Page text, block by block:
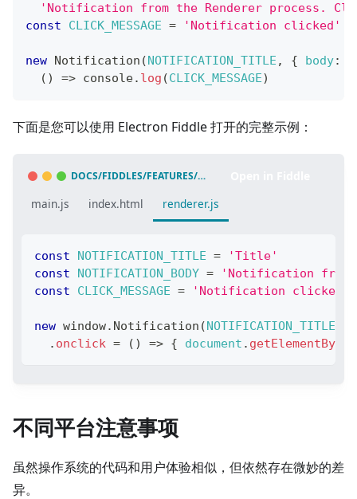
'Notification from the Renderer process.
const
CLICK_MESSAGE = 'Notification clicked'
new Notification (NOTIFICATION_TITLE , { body:
( ) => console. log (CLICK_MESSAGE)
下面是您可以使用 Electron Fiddle 打开的完整示例：
DOCS/FIDDLES/FEATURES/NOTIFICATIONS/RENDERER
main.js
index.html renderer.js
const NOTIFICATION_TITLE =
'Title'
const
NOTIFICATION_BODY =
'Notification from
const
CLICK_MESSAGE = 'Notification clicked!'
new window. Notification (NOTIFICATION_TITLE
. onclick = ( ) => { document . getElementById
不同平台注意事项
虽然操作系统的代码和用户体验相似，但依然存在微妙的差
异。